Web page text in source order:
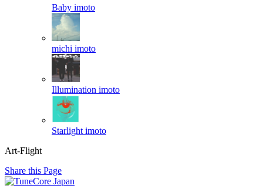
Baby imoto
michi imoto
Illumination imoto
Starlight imoto
Art-Flight
Share this Page